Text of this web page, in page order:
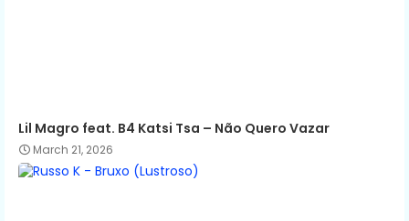
Lil Magro feat. B4 Katsi Tsa – Não Quero Vazar
March 21, 2026